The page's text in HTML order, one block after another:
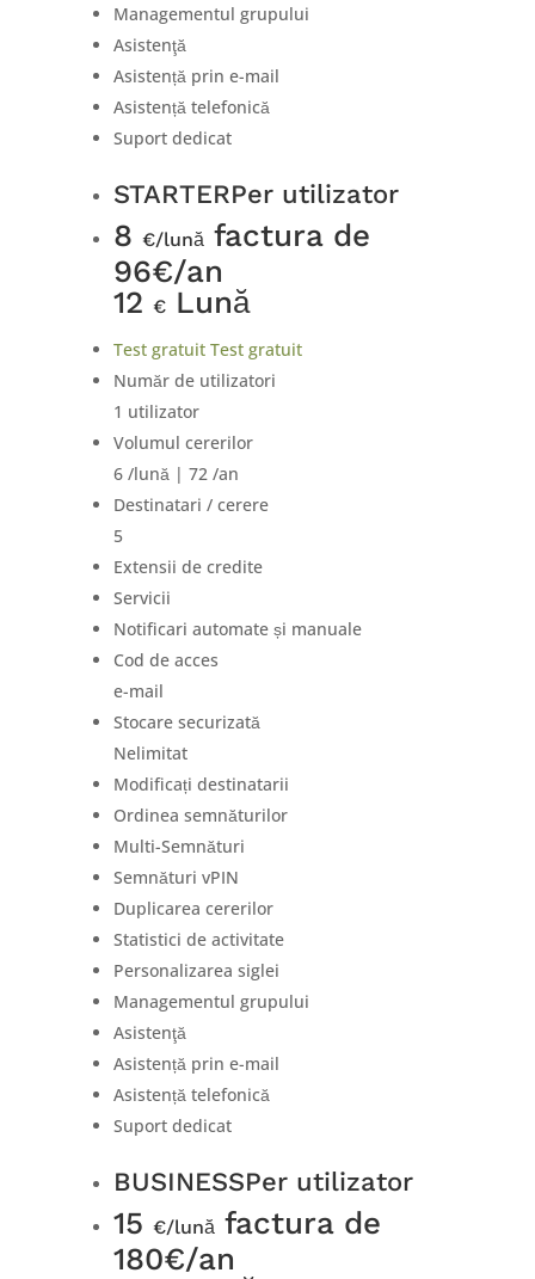
Managementul grupului
Asistenţă
Asistență prin e-mail
Asistență telefonică
Suport dedicat
STARTERPer utilizator
8 €/lună factura de
96€/an
12 € Lună
Test gratuit Test gratuit
Număr de utilizatori
1 utilizator
Volumul cererilor
6 /lună | 72 /an
Destinatari / cerere
5
Extensii de credite
Servicii
Notificari automate și manuale
Cod de acces
e-mail
Stocare securizată
Nelimitat
Modificați destinatarii
Ordinea semnăturilor
Multi-Semnături
Semnături vPIN
Duplicarea cererilor
Statistici de activitate
Personalizarea siglei
Managementul grupului
Asistenţă
Asistență prin e-mail
Asistență telefonică
Suport dedicat
BUSINESSPer utilizator
15 €/lună factura de
180€/an